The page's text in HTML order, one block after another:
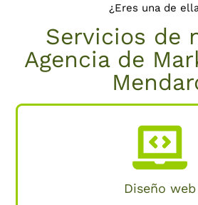
¿Eres una de
Servicios de
Agencia de
Diseño web